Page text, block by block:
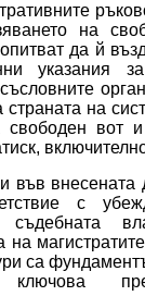
на
да й
указания
страната на
свободен вот
във внесената
с
съдебната
са